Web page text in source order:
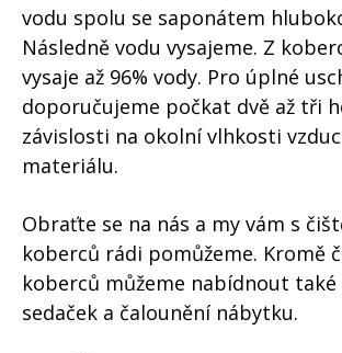
vodu spolu se saponátem
Následně vodu vysajeme. Z
vysaje až 96% vody. Pro úplné
doporučujeme počkat dvě až tři
závislosti na okolní vlhkosti
materiálu.
Obraťte se na nás a my vám s
koberců rádi pomůžeme. Kromě
koberců můžeme nabídnout
sedaček a čalounění nábytku.